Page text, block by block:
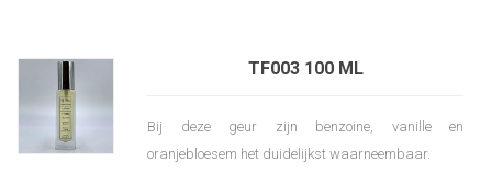
TF003 100 ML
Bij deze geur zijn benzoine, vanille en
oranjebloesem het duidelijkst waarneembaar.